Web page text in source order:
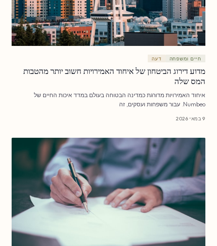
חיים ומשפחה דעה
מדוע דירוג הביטחון של איחוד האמירויות חשוב יותר מהטבות
המס שלה
איחוד האמירויות מדורגת כמדינה הבטוחה בעולם במדד איכות החיים של
Numbeo. עבור משפחות ועסקים, זה
9 במאי 2026